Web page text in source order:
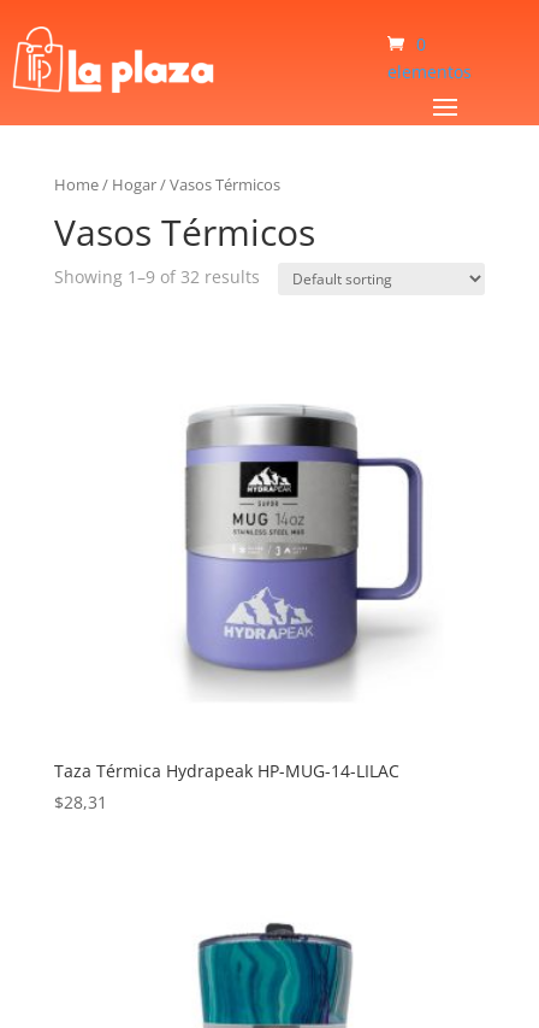
0
elementos
Home/ Hogar/Vasos Térmicos
Vasos Térmicos
Showing 1–9 of 32 results
Taza Térmica Hydrapeak HP-MUG-14-LILAC
$28,31